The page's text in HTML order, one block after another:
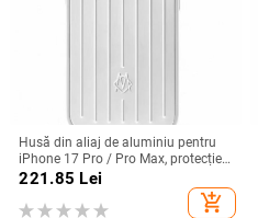
Husă din aliaj de aluminiu pentru
iPhone 17 Pro / Pro Max, protecție
anti-cădere, închidere magnetică,
turnare prin injecție, posibilitate de
personalizare
221.85 Lei
add_shopping_cart